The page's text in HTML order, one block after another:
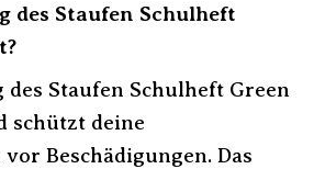
des Staufen Schulheft
des Staufen Schulheft Green
schützt deine
Beschädigungen. Das